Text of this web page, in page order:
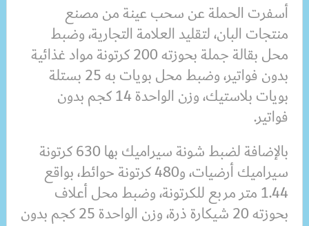
أسفرت الحملة عن سحب عينة من مصنع
منتجات البان، لتقليد العلامة التجارية، وضبط
محل بقالة جملة بحوزته 200 كرتونة مواد غذائية
بدون فواتير، وضبط محل بويات به 25 بستلة
بويات بلاستيك، وزن الواحدة 14 كجم بدون
فواتير.
بالإضافة لضبط شونة سيراميك بها 630 كرتونة
سيراميك أرضيات، و480 كرتونة حوائط، بواقع
1.44 متر مربع للكرتونة، وضبط محل أعلاف
بحوزته 20 شيكارة ذرة، وزن الواحدة 25 كجم بدون